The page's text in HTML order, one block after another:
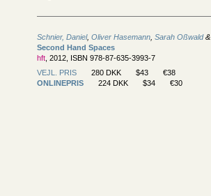
Schnier, Daniel, Oliver Hasemann Sarah Oßwald&
Second Hand Spaces
hft , 2012, ISBN 978-87-635-3993-7
VEJL. PRIS
280 DKK $43
€38
ONLINEPRIS
224 DKK $34 €30